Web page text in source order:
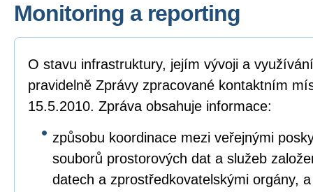
Monitoring a reporting
O stavu infrastruktury, jejím vývoji a
pravidelně Zprávy zpracované kontaktním
15.5.2010. Zpráva obsahuje informace:
způsobu koordinace mezi veřejnými
souborů prostorových dat a služeb
datech a zprostředkovatelskými orgány,